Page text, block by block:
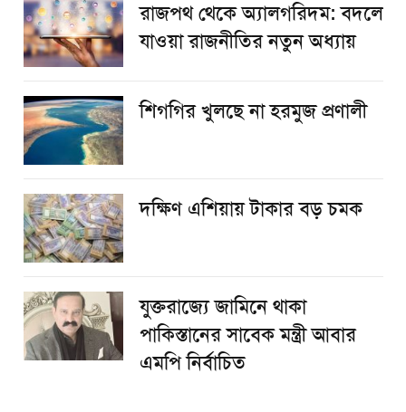
রাজপথ থেকে অ্যালগরিদম: বদলে
যাওয়া রাজনীতির নতুন অধ্যায়
শিগগির খুলছে না হরমুজ প্রণালী
দক্ষিণ এশিয়ায় টাকার বড় চমক
যুক্তরাজ্যে জামিনে থাকা
পাকিস্তানের সাবেক মন্ত্রী আবার
এমপি নির্বাচিত